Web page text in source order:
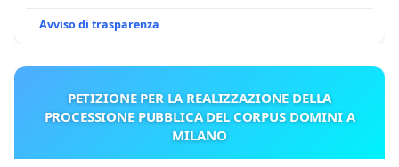
Avviso di trasparenza
PETIZIONE PER LA REALIZZAZIONE DELLA
PROCESSIONE PUBBLICA DEL CORPUS DOMINI A
MILANO